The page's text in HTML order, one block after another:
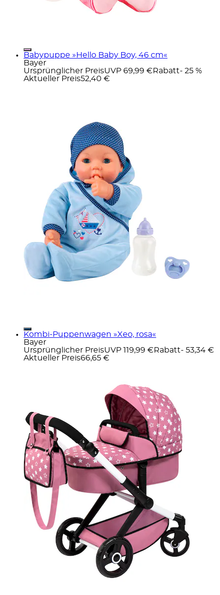
Babypuppe »Hello Baby Boy, 46 cm«
Bayer
Ursprünglicher PreisUVP 69,99 € Rabatt- 25 %
Aktueller Preis52,40 €
Kombi-Puppenwagen »Xeo, rosa«
Bayer
Ursprünglicher PreisUVP 119,99 € Rabatt- 53,34 €
Aktueller Preis66,65 €